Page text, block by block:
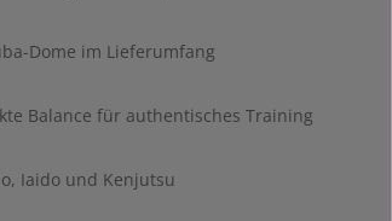
Dome im Lieferumfang
Balance für authentisches Training
Iaido und Kenjutsu